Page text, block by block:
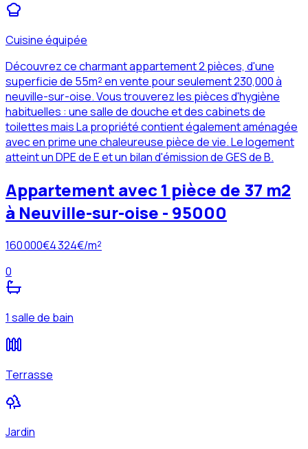
Cuisine équipée
Découvrez ce charmant appartement 2 pièces, d'une
superficie de 55m² en vente pour seulement 230,000 à
neuville-sur-oise. Vous trouverez les pièces d'hygiène
habituelles : une salle de douche et des cabinets de
toilettes mais La propriété contient également aménagée
avec en prime une chaleureuse pièce de vie. Le logement
atteint un DPE de E et un bilan d'émission de GES de B.
Appartement avec 1 pièce de 37 m2
à Neuville-sur-oise - 95000
160 000€4 324€/m²
0
1 salle de bain
Terrasse
Jardin